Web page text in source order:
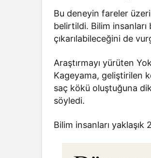
Bu deneyin fareler
belirtildi. Bilim insanları
çıkarılabileceğini de
Araştırmayı yürüten
Kageyama, geliştirilen
saç kökü oluştuğuna
söyledi.
Bilim insanları yaklaşık